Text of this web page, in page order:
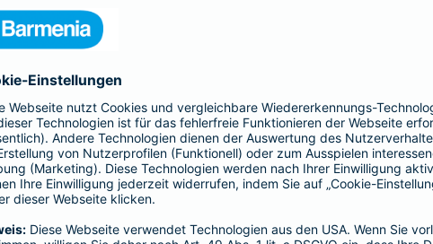
Oliver Schoeller
Alina vom Bruck
Dr. h. c. Josef Beutelmann